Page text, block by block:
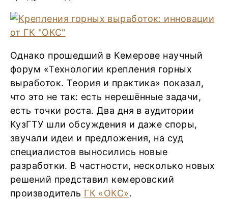
Однако прошедший в Кемерове научный
форум «Технологии крепления горных
выработок. Теория и практика» показал,
что это не так: есть нерешённые задачи,
есть точки роста. Два дня в аудитории
КузГТУ шли обсуждения и даже споры,
звучали идеи и предложения, на суд
специалистов выносились новые
разработки. В частности, несколько новых
решений представил кемеровский
производитель ГК «ОКС».